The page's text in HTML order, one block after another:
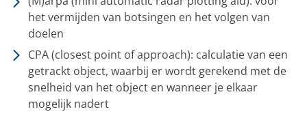
het vermijden van botsingen en het volgen van
doelen
CPA (closest point of approach): calculatie van een
getrackt object, waarbij er wordt gerekend met de
snelheid van het object en wanneer je elkaar
mogelijk nadert